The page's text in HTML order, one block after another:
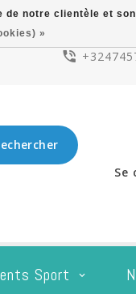
Se
Sport
notre clientèle et
»